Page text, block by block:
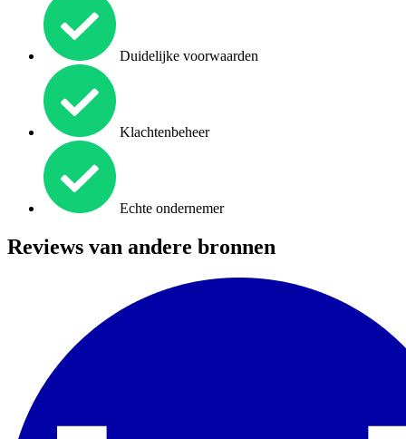
Duidelijke voorwaarden
Klachtenbeheer
Echte ondernemer
Reviews van andere bronnen